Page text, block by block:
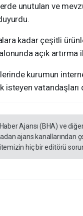
unutulan ve
kadar çeşitli
açık artırma
kurumun
isteyen
Ajansı (BHA) ve
ajans kanallarından
hiç bir editörü